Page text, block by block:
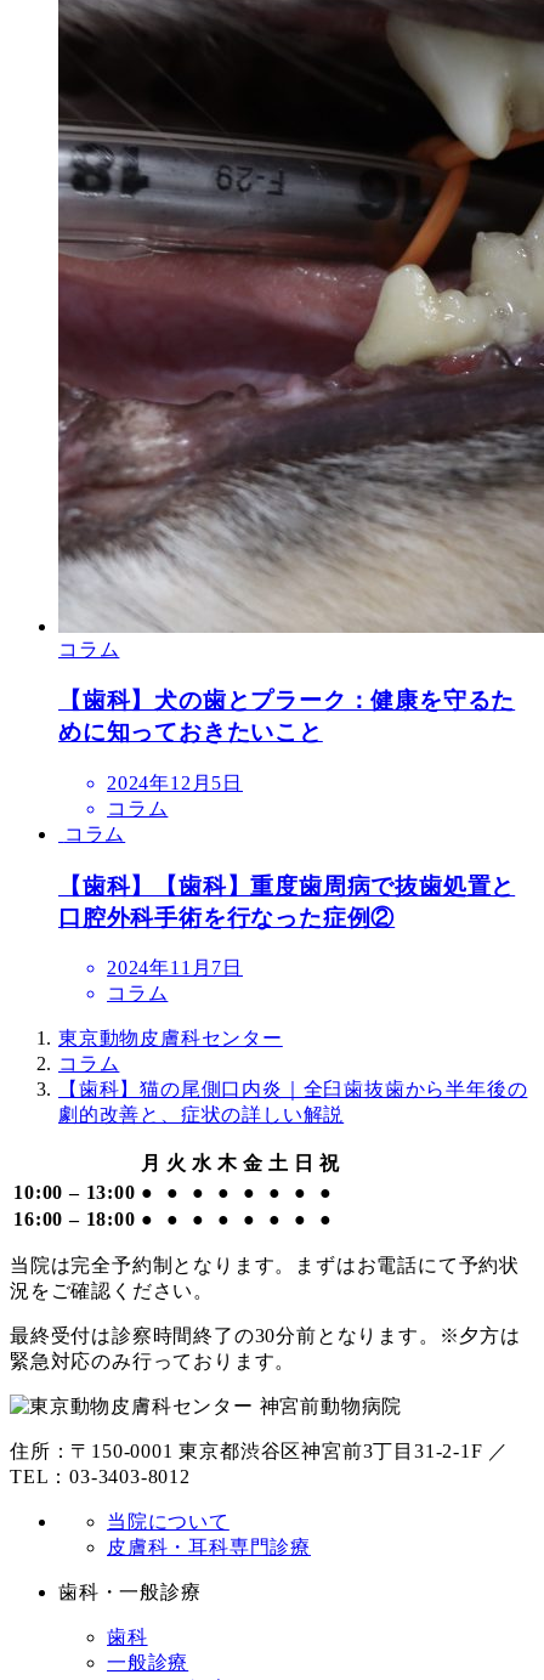
コラム
【歯科】犬の歯とプラーク：健康を守るた
めに知っておきたいこと
投
稿
日
2024年12月5日
コラム
コラム
【歯科】【歯科】重度歯周病で抜歯処置と
口腔外科手術を行なった症例②
投
稿
2024年11月7日
コラム
東京動物皮膚科センター
コラム
【歯科】猫の尾側口内炎｜全臼歯抜歯から半年後の
劇的改善と、症状の詳しい解説
月 火 水 木 金 土 日 祝
10:00 – 13:00 ● ● ● ● ● ● ●
●
16:00 – 18:00 ● ● ● ● ● ● ● ●
当院は完全予約制となります。まずはお電話にて予約状
況をご確認ください。
最終受付は診察時間終了の30分前となります。※夕方は
緊急対応のみ行っております。
住所：〒150-0001 東京都渋谷区神宮前3丁目31-2-1F ／
TEL：03-3403-8012
当院について
皮膚科・耳科専門診療
歯科・一般診療
歯科
一般診療